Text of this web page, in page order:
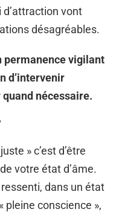
vont
désagréables.
permanence vigilant
d’intervenir
nécessaire.
» c’est d’être
votre état d’âme.
dans un état
pleine conscience »,